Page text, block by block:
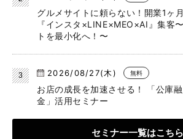
グルメサイトに頼らない！開業1ヶ
『インスタ×LINE×MEO×AI』集客
トを最小化へ！〜
2026/08/27(木) 無料
お店の成長を加速させる！ 「公庫
金」活用セミナー
セミナー一覧はこちら